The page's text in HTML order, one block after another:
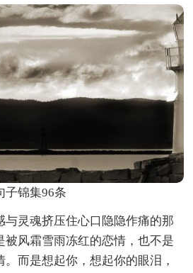
子锦集96条
与灵魂挤压住心口隐隐作痛的那
被风霜雪雨冻红的恋情，也不是
而是想起你，想起你的眼泪，